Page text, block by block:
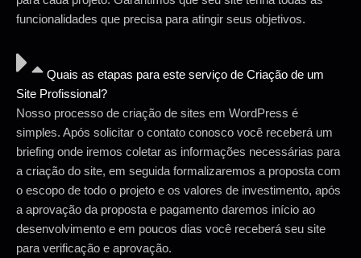
funcionalidades que precisa para atingir seus objetivos.
Quais as etapas para este serviço de Criação de um
Site Profissional?
Nosso processo de criação de sites em WordPress é
simples. Após solicitar o contato conosco você receberá um
briefing onde iremos coletar as informações necessárias para
a criação do site, em seguida formalizaremos a proposta com
o escopo de todo o projeto e os valores de investimento, após
a aprovação da proposta e pagamento daremos início ao
desenvolvimento e em poucos dias você receberá seu site
para verificação e aprovação.